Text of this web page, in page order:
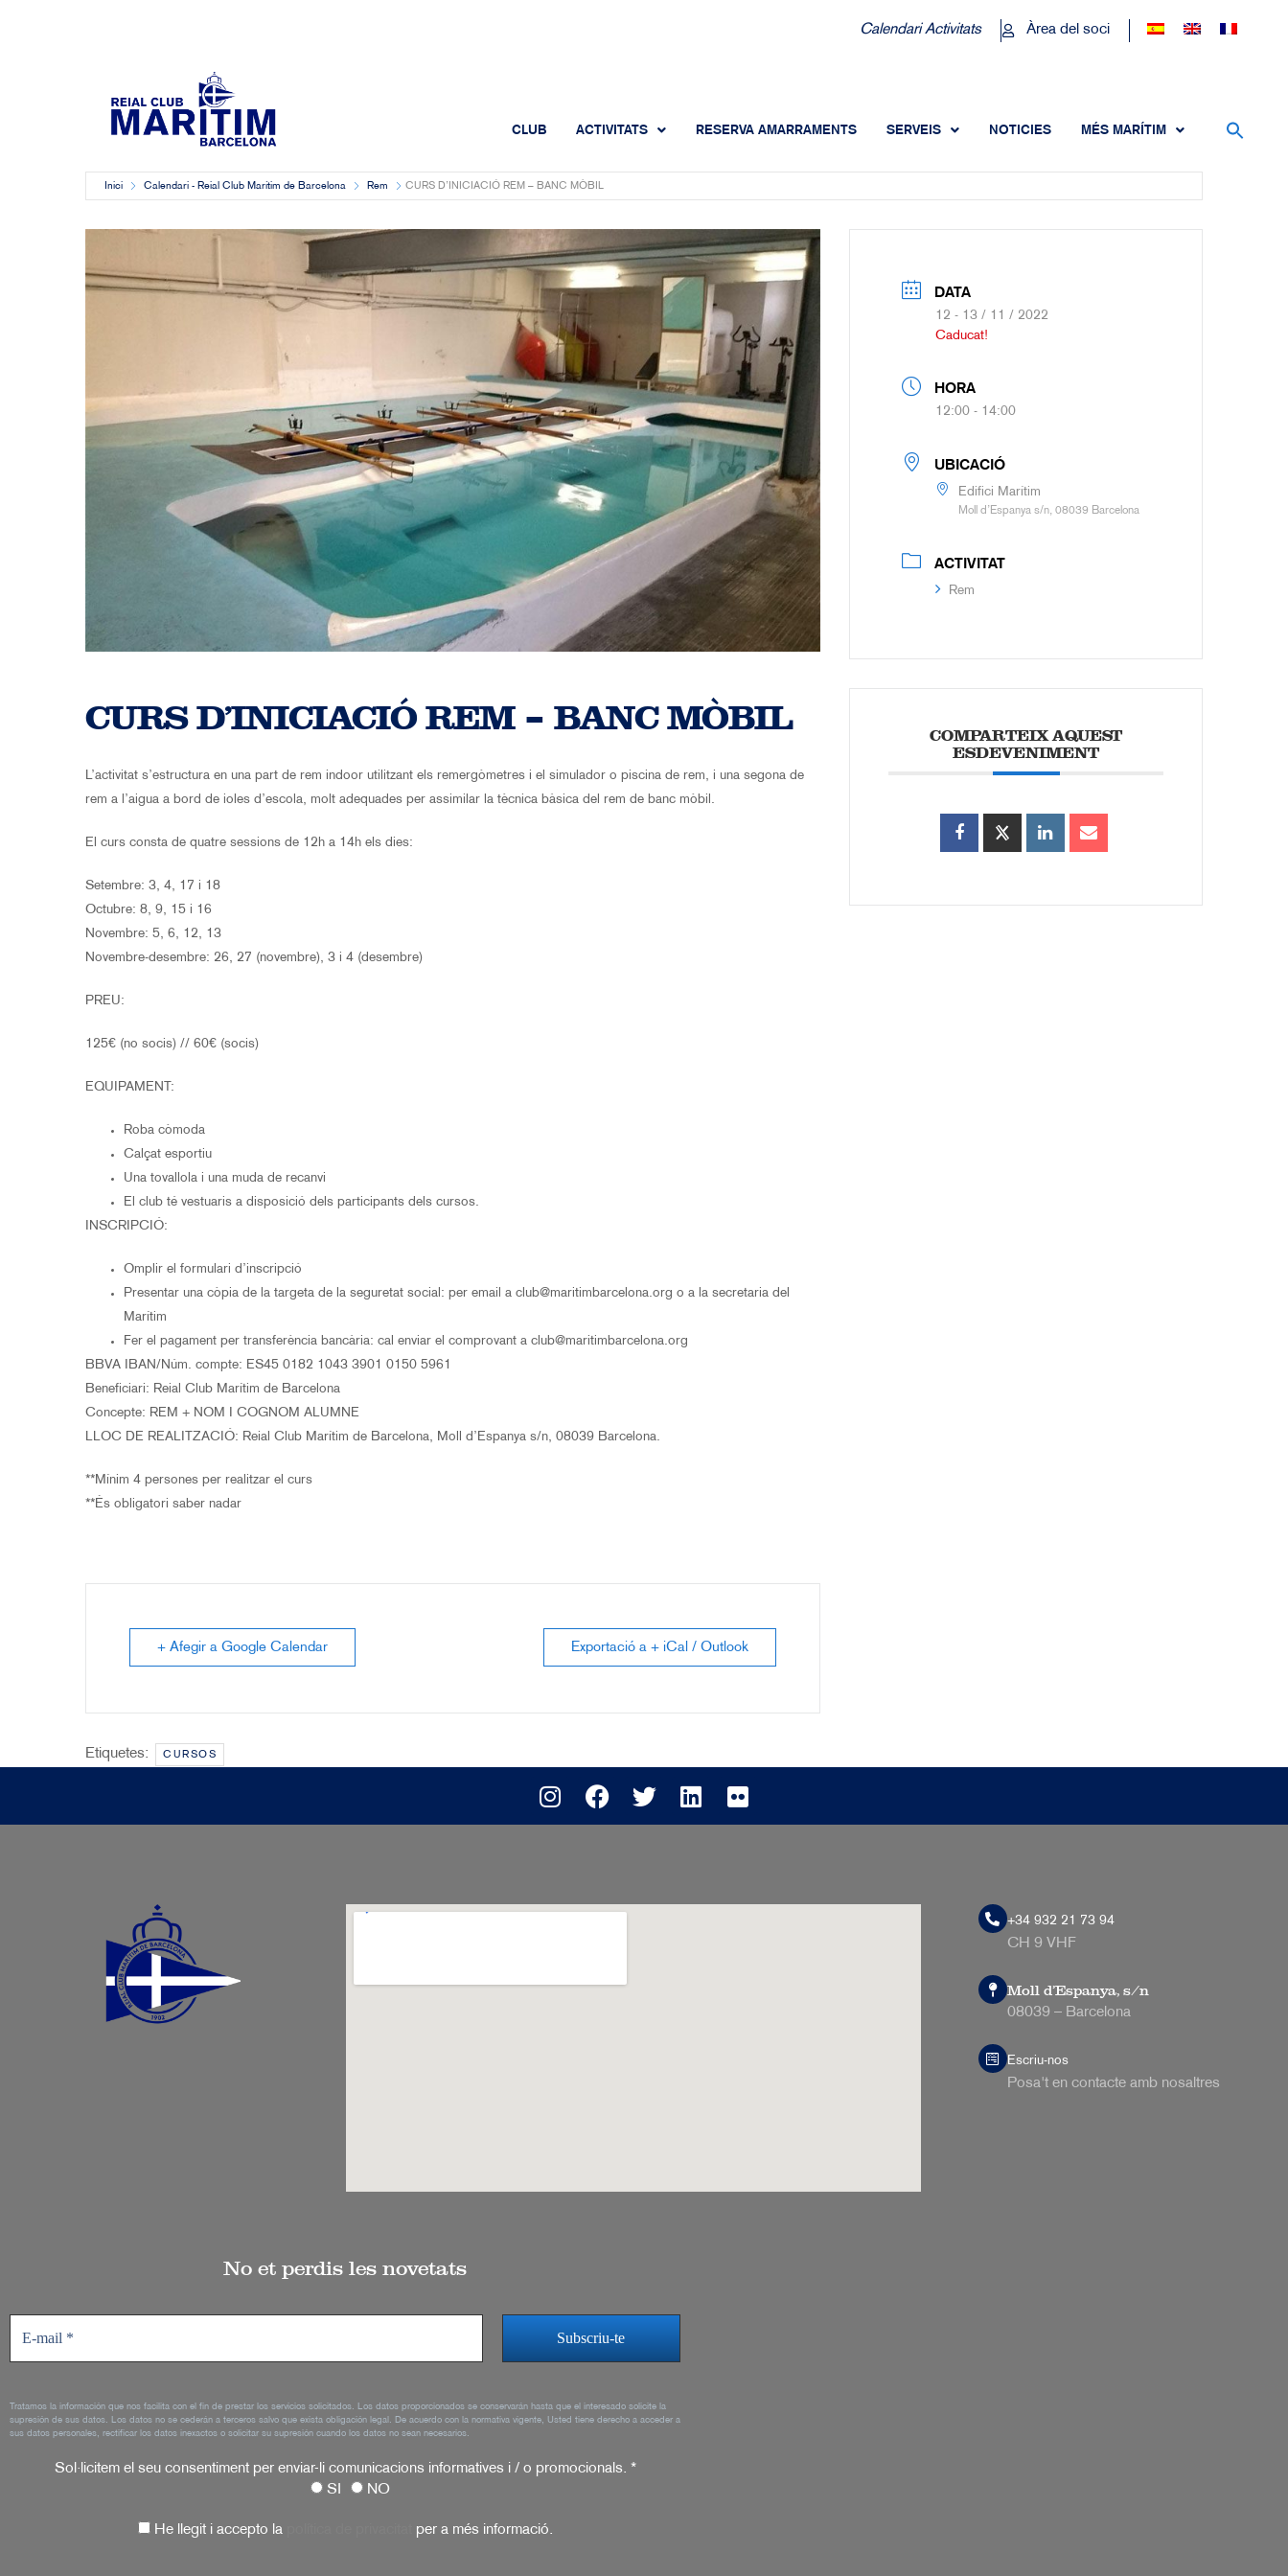
Calendari Activitats Àrea del soci
CLUB ACTIVITATS RESERVA AMARRAMENTS SERVEIS NOTICIES MÉS MARÍTIM
Inici Calendari - Reial Club Marítim de Barcelona Rem CURS D’INICIACIÓ REM – BANC MÒBIL
CURS D’INICIACIÓ REM – BANC MÒBIL
L’activitat s’estructura en una part de rem indoor utilitzant els remergòmetres i el simulador o piscina de rem, i una segona de
rem a l’aigua a bord de ioles d’escola, molt adequades per assimilar la tècnica bàsica del rem de banc mòbil.
El curs consta de quatre sessions de 12h a 14h els dies:
Setembre: 3, 4, 17 i 18
Octubre: 8, 9, 15 i 16
Novembre: 5, 6, 12, 13
Novembre-desembre: 26, 27 (novembre), 3 i 4 (desembre)
PREU:
125€ (no socis) // 60€ (socis)
EQUIPAMENT:
Roba còmoda
Calçat esportiu
Una tovallola i una muda de recanvi
El club té vestuaris a disposició dels participants dels cursos.
INSCRIPCIÓ:
Omplir el formulari d’inscripció
Presentar una còpia de la targeta de la seguretat social: per email a club@maritimbarcelona.org o a la secretaria del
Marítim
Fer el pagament per transferència bancària: cal enviar el comprovant a club@maritimbarcelona.org
BBVA IBAN/Núm. compte: ES45 0182 1043 3901 0150 5961
Beneficiari: Reial Club Marítim de Barcelona
Concepte: REM + NOM I COGNOM ALUMNE
LLOC DE REALITZACIÓ: Reial Club Marítim de Barcelona, Moll d’Espanya s/n, 08039 Barcelona.
**Mínim 4 persones per realitzar el curs
**És obligatori saber nadar
+ Afegir a Google Calendar Exportació a + iCal / Outlook
Etiquetes: CURSOS
DATA
12 - 13 / 11 / 2022
Caducat!
HORA
12:00 - 14:00
UBICACIÓ
Edifici Marítim
Moll d’Espanya s/n, 08039 Barcelona
ACTIVITAT
Rem
COMPARTEIX AQUEST
ESDEVENIMENT
+34 932 21 73 94
CH 9 VHF
Moll d’Espanya, s/n
08039 – Barcelona
Escriu-nos
Posa't en contacte amb nosaltres
No et perdis les novetats
Tratamos la información que nos facilita con el fin de prestar los servicios solicitados. Los datos proporcionados se conservarán hasta que el interesado solicite la
supresión de sus datos. Los datos no se cederán a terceros salvo que exista obligación legal. De acuerdo con la normativa vigente, Usted tiene derecho a acceder a
sus datos personales, rectificar los datos inexactos o solicitar su supresión cuando los datos no sean necesarios.
Sol·licitem el seu consentiment per enviar-li comunicacions informatives i / o promocionals. *
SI
NO
He llegit i accepto la per a més informació.